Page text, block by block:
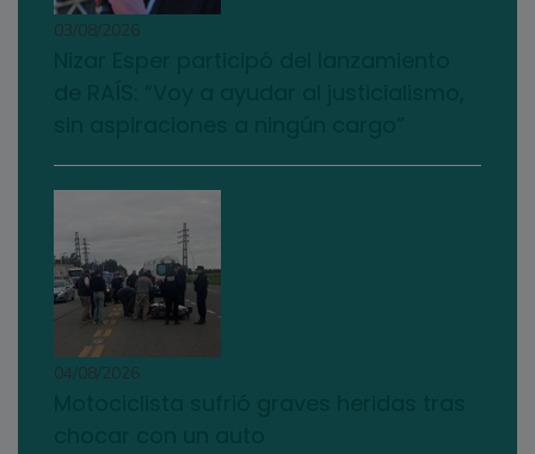
03/08/2026
04/08/2026